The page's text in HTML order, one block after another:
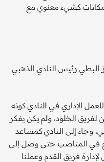
كشيء معنوي مع
البطي رئيس النادي الذهبي
الإداري في النادي كونه
الخلود، ولم يكن يفكر
وجاء إلى النادي كمساعد
عام 1412هـ وتدرج في المناصب حتى وصل إلى
فريق القدم وعملنا